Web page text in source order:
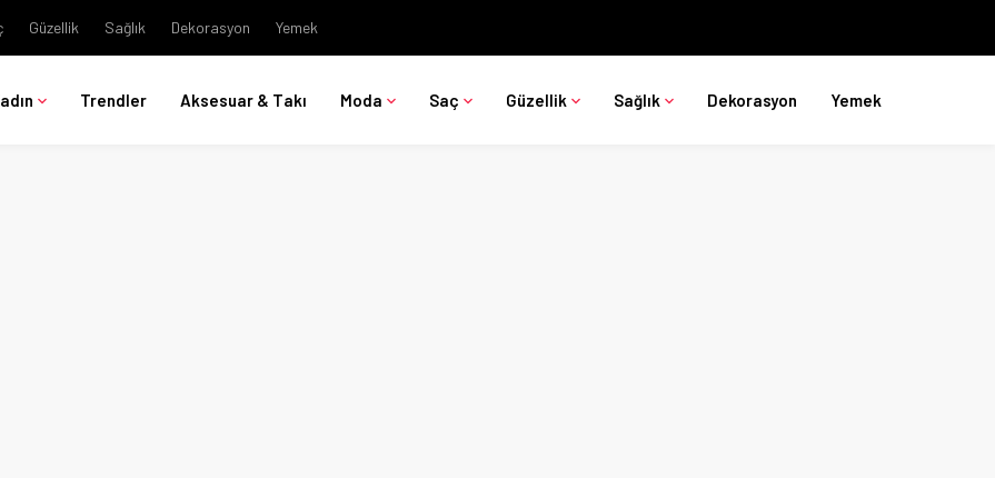
Güzellik Sağlık Dekorasyon Yemek
Trendler Aksesuar & Takı Moda Saç Güzellik Sağlık Dekorasyon Yemek